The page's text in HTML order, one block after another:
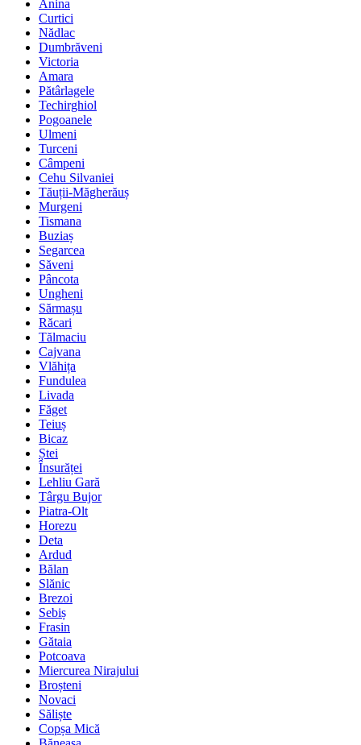
Anina
Curtici
Nădlac
Dumbrăveni
Victoria
Amara
Pătârlagele
Techirghiol
Pogoanele
Ulmeni
Turceni
Câmpeni
Cehu Silvaniei
Tăuții-Măgherăuș
Murgeni
Tismana
Buziaș
Segarcea
Săveni
Pâncota
Ungheni
Sărmașu
Răcari
Tălmaciu
Cajvana
Vlăhița
Fundulea
Livada
Făget
Teiuș
Bicaz
Ștei
Însurăței
Lehliu Gară
Târgu Bujor
Piatra-Olt
Horezu
Deta
Ardud
Bălan
Slănic
Brezoi
Sebiș
Frasin
Gătaia
Potcoava
Miercurea Nirajului
Broșteni
Novaci
Săliște
Copșa Mică